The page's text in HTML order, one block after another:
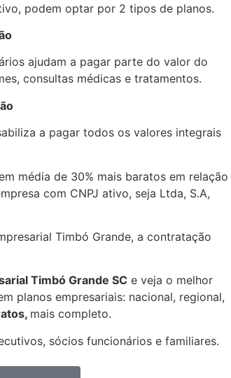
podem optar por 2 tipos de planos.
ajudam a pagar parte do valor do
consultas médicas e tratamentos.
a pagar todos os valores integrais
média de 30% mais baratos em relação
com CNPJ ativo, seja Ltda, S.A,
Timbó Grande, a contratação
Timbó Grande SC e veja o melhor
planos empresariais: nacional, regional,
mais completo.
sócios funcionários e familiares.